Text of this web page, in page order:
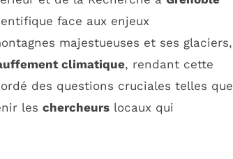
face aux enjeux
majestueuses et ses glaciers,
climatique, rendant cette
des questions cruciales telles que
les chercheurs locaux qui